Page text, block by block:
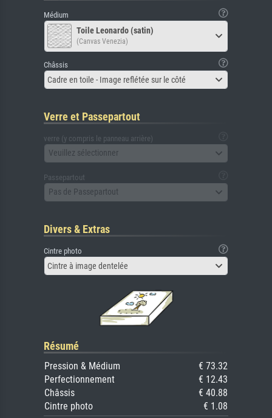
Médium
Toile Leonardo (satin)
(Canvas Venezia)
Châssis
Cadre en toile - Image reflétée sur le côté
Verre et Passepartout
verre (y compris le panneau arrière)
Veuillez sélectionner
Passepartout
Pas de Passepartout
Divers & Extras
Cintre photo
Cintre à image dentelée
Résumé
Pression & Médium
€ 73.32
Perfectionnement
€ 12.43
Châssis
€ 40.88
Cintre photo
€ 1.08